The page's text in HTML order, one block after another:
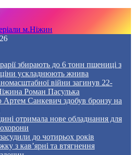
м.Ніжин
збирають до 6 тонн пшениці з
ціни ускладнюють жнива
війни загинув 22-
Роман Пасулька
Артем Санкевич здобув бронзу на
отримала нове обладнання для
до чотирьох років
з кав’ярні та втягнення